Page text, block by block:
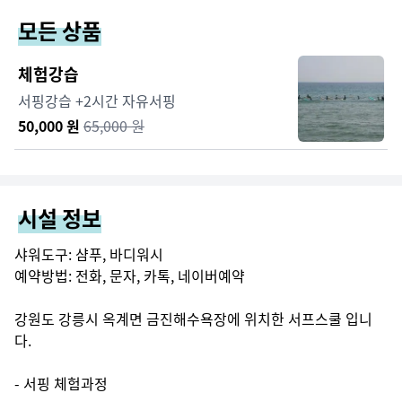
시설 정보
샤워도구: 샴푸, 바디워시
예약방법: 전화, 문자, 카톡, 네이버예약
강원도 강릉시 옥계면 금진해수욕장에 위치한 서프스쿨 입니
다.
- 서핑 체험과정
모든 상품
체험강습
서핑강습 +2시간 자유서핑
50,000원 65,000원